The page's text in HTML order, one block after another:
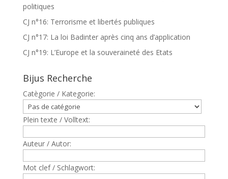
politiques
CJ n°16: Terrorisme et libertés publiques
CJ n°17: La loi Badinter après cinq ans d’application
CJ n°19: L’Europe et la souveraineté des Etats
Bijus Recherche
Catègorie / Kategorie:
Plein texte / Volltext:
Auteur / Autor:
Mot clef / Schlagwort: